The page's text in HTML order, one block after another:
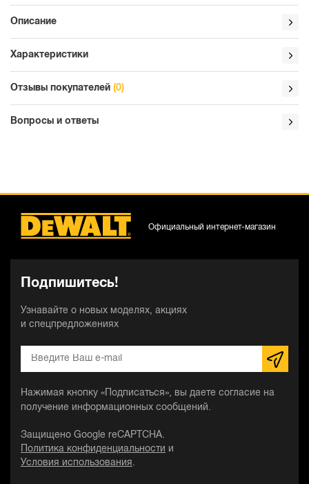
Описание
Характеристики
Отзывы покупателей (0)
Вопросы и ответы
Подпишитесь!
Узнавайте о новых моделях, акциях
и спецпредложениях
Нажимая кнопку «Подписаться», вы даете согласие на
получение информационных сообщений.
Защищено Google reCAPTCHA.
Политика конфиденциальности и
Условия использования.
Официальный интернет-магазин